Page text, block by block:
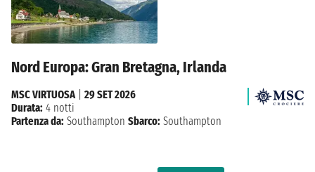
Nord Europa: Gran Bretagna, Irlanda
MSC VIRTUOSA| 29 SET 2026
Durata: 4 notti
Partenza da: Southampton Sbarco: Southampton